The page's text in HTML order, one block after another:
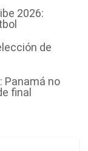
2026:
de
Panamá no
final